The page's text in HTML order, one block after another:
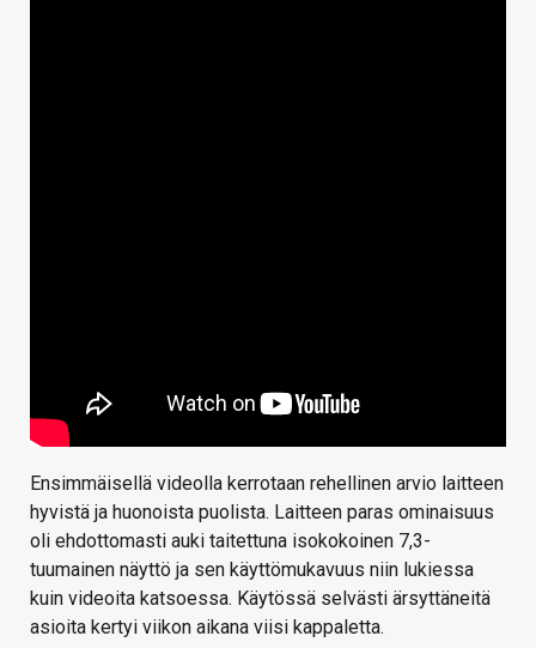
Ensimmäisellä videolla kerrotaan rehellinen arvio laitteen
hyvistä ja huonoista puolista. Laitteen paras ominaisuus
oli ehdottomasti auki taitettuna isokokoinen 7,3-
tuumainen näyttö ja sen käyttömukavuus niin lukiessa
kuin videoita katsoessa. Käytössä selvästi ärsyttäneitä
asioita kertyi viikon aikana viisi kappaletta.